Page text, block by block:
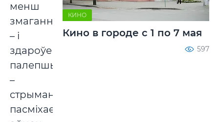
менш
змаганняў
– і
здароўе
палепшылася,
–
стрымана
пасміхаецца
КИНО
Кино в городе с 1 по 7 мая
597